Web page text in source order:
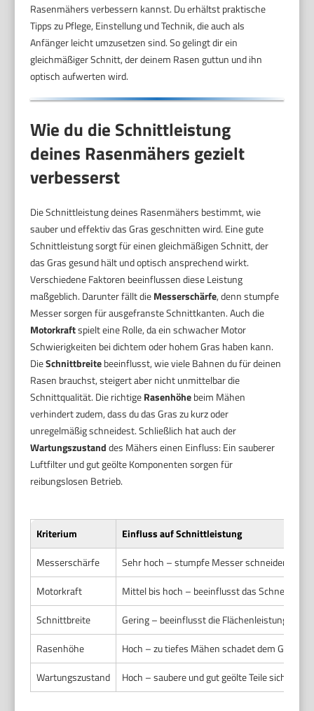
Rasenmähers verbessern kannst. Du erhältst praktische
Tipps zu Pflege, Einstellung und Technik, die auch als
Anfänger leicht umzusetzen sind. So gelingt dir ein
gleichmäßiger Schnitt, der deinem Rasen guttun und ihn
optisch aufwerten wird.
Wie du die Schnittleistung
deines Rasenmähers gezielt
verbesserst
Die Schnittleistung deines Rasenmähers bestimmt, wie
sauber und effektiv das Gras geschnitten wird. Eine gute
Schnittleistung sorgt für einen gleichmäßigen Schnitt, der
das Gras gesund hält und optisch ansprechend wirkt.
Verschiedene Faktoren beeinflussen diese Leistung
maßgeblich. Darunter fällt dieMesserschärfe, denn stumpfe
Messer sorgen für ausgefranste Schnittkanten. Auch die
Motorkraftspielt eine Rolle, da ein schwacher Motor
Schwierigkeiten bei dichtem oder hohem Gras haben kann.
DieSchnittbreitebeeinflusst, wie viele Bahnen du für deinen
Rasen brauchst, steigert aber nicht unmittelbar die
Schnittqualität. Die richtigeRasenhöhebeim Mähen
verhindert zudem, dass du das Gras zu kurz oder
unregelmäßig schneidest. Schließlich hat auch der
Wartungszustanddes Mähers einen Einfluss: Ein sauberer
Luftfilter und gut geölte Komponenten sorgen für
reibungslosen Betrieb.
Kriterium
Einfluss auf Schnittleistung
Messerschärfe
Sehr hoch – stumpfe Messer schneiden
Motorkraft
Mittel bis hoch – beeinflusst das Schneiden
Schnittbreite
Gering – beeinflusst die Flächenleistung
Rasenhöhe
Hoch – zu tiefes Mähen schadet dem Gras
Wartungszustand
Hoch – saubere und gut geölte Teile sichern